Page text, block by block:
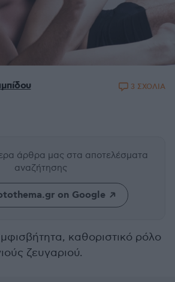
3 ΣΧΟΛΙΑ
άρθρα μας στα αποτελέσματα
αναζήτησης
on Google
καθοριστικό ρόλο
ζευγαριού.